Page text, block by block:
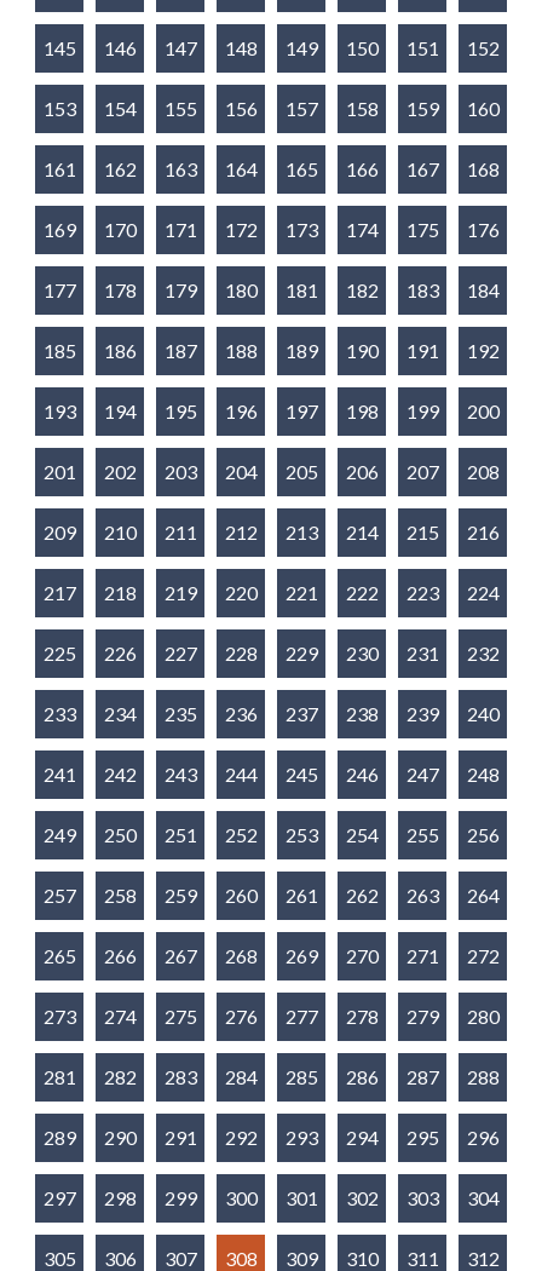
145 146 147 148 149 150 151 152
153 154 155 156 157 158 159 160
161 162 163 164 165 166 167 168
169 170 171 172 173 174 175 176
177 178 179 180 181 182 183 184
185 186 187 188 189 190 191 192
193 194 195 196 197 198 199 200
201 202 203 204 205 206 207 208
209 210 211 212 213 214 215 216
217 218 219 220 221 222 223 224
225 226 227 228 229 230 231 232
233 234 235 236 237 238 239 240
241 242 243 244 245 246 247 248
249 250 251 252 253 254 255 256
257 258 259 260 261 262 263 264
265 266 267 268 269 270 271 272
273 274 275 276 277 278 279 280
281 282 283 284 285 286 287 288
289 290 291 292 293 294 295 296
297 298 299 300 301 302 303 304
305 306 307 308 309 310 311 312